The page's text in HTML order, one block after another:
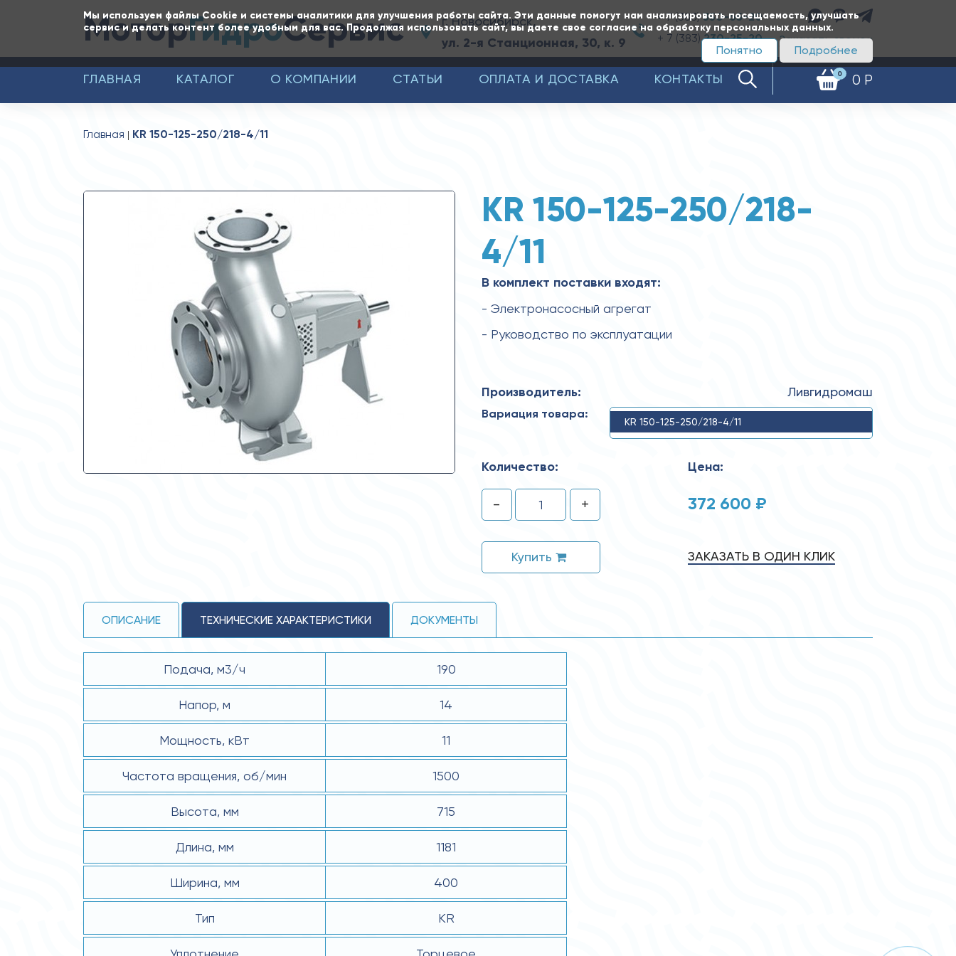
Мы используем файлы Cookie и системы аналитики для улучшения работы сайта. Эти данные помогут нам анализировать посещаемость, улучшать
сервис и делать контент более удобным для вас. Продолжая использовать сайт, вы даете свое согласие на обработку персональных данных.
Подробнее
Понятно
МоторГидроСервис г. Новосибирск,
ул. 2-я Станционная, 30, к. 9
+ 7 (383)350-65-20
+ 7 (383)230-25-20 Заказать звонок
0 0 Р
ГЛАВНАЯ КАТАЛОГ О КОМПАНИИ СТАТЬИ ОПЛАТА И ДОСТАВКА КОНТАКТЫ
Главная KR 150-125-250/218-4/11
KR 150-125-250/218-
4/11
В комплект поставки входят:
- Электронасосный агрегат
- Руководство по эксплуатации
Производитель: Ливгидромаш
Вариация товара:
KR 150-125-250/218-4/11
Количество:
- +
Купить
Цена:
372 600 ₽
ЗАКАЗАТЬ В ОДИН КЛИК
ОПИСАНИЕ ТЕХНИЧЕСКИЕ ХАРАКТЕРИСТИКИ ДОКУМЕНТЫ
Подача, м3/ч 190
Напор, м 14
Мощность, кВт 11
Частота вращения, об/мин 1500
Высота, мм 715
Длина, мм 1181
Ширина, мм 400
Тип KR